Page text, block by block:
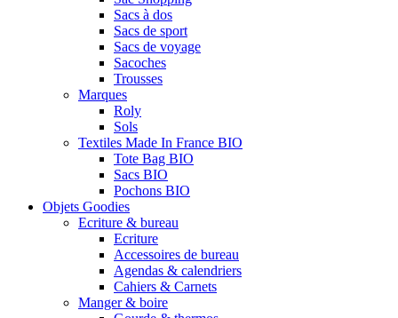
Sacs à dos
Sacs de sport
Sacs de voyage
Sacoches
Trousses
Marques
Roly
Sols
Textiles Made In France BIO
Tote Bag BIO
Sacs BIO
Pochons BIO
Objets Goodies
Ecriture & bureau
Ecriture
Accessoires de bureau
Agendas & calendriers
Cahiers & Carnets
Manger & boire